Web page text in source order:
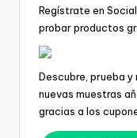
Regístrate en
probar productos
Descubre, prueba
nuevas muestras
gracias a los